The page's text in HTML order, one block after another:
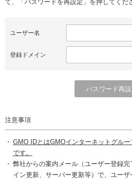
て、「パスワードを再設定」を押してくだ
ユーザー名
登録ドメイン
注意事項
GMO IDとはGMOインターネットグル
です。
弊社からの案内メール（ユーザー登録
イン更新、サーバー更新等）で、ユー